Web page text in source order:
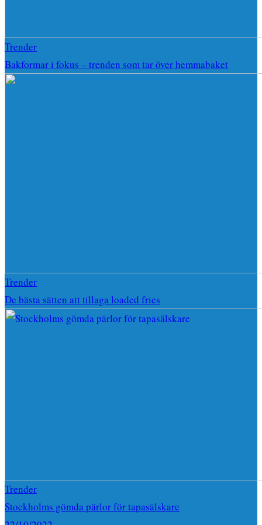
Trender
Bakformar i fokus – trenden som tar över hemmabaket
Trender
De bästa sätten att tillaga loaded fries
Trender
Stockholms gömda pärlor för tapasälskare